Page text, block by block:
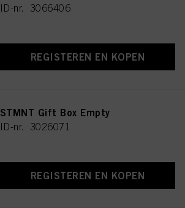
ID-nr. 3066406
REGISTEREN EN KOPEN
STMNT Gift Box Empty
ID-nr. 3026071
REGISTEREN EN KOPEN